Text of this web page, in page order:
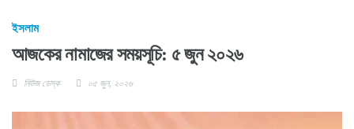
ইসলাম
আজকের নামাজের সময়সূচি: ৫ জুন ২০২৬
নিউজ ডেস্ক ০৫ জুন, ২০২৬